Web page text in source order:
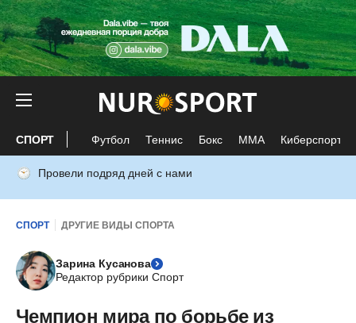
СПОРТ Футбол Теннис Бокс ММА Киберспорт
Провели подряд дней с нами
СПОРТ ДРУГИЕ ВИДЫ СПОРТА
Зарина Кусанова
Редактор рубрики Спорт
Чемпион мира по борьбе из